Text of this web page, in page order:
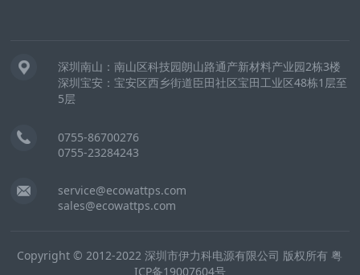
深圳南山：南山区科技园朗山路通产新材料产业园2栋3楼
深圳宝安：宝安区西乡街道臣田社区宝田工业区48栋1层至
5层
0755-86700276
0755-23284243
service@ecowattps.com
sales@ecowattps.com
Copyright © 2012-2022 深圳市伊力科电源有限公司 版权所有 粤
ICP备19007604号